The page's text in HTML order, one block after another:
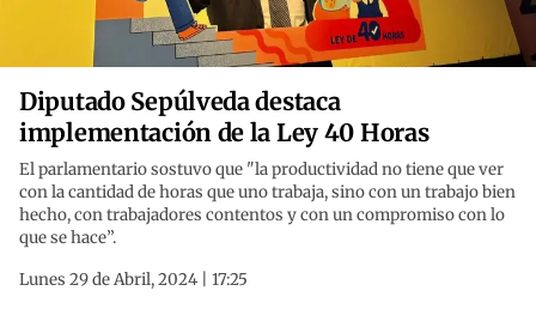
Diputado Sepúlveda destaca
implementación de la Ley 40 Horas
El parlamentario sostuvo que "la productividad no tiene que ver
con la cantidad de horas que uno trabaja, sino con un trabajo bien
hecho, con trabajadores contentos y con un compromiso con lo
que se hace”.
Lunes 29 de Abril, 2024 | 17:25